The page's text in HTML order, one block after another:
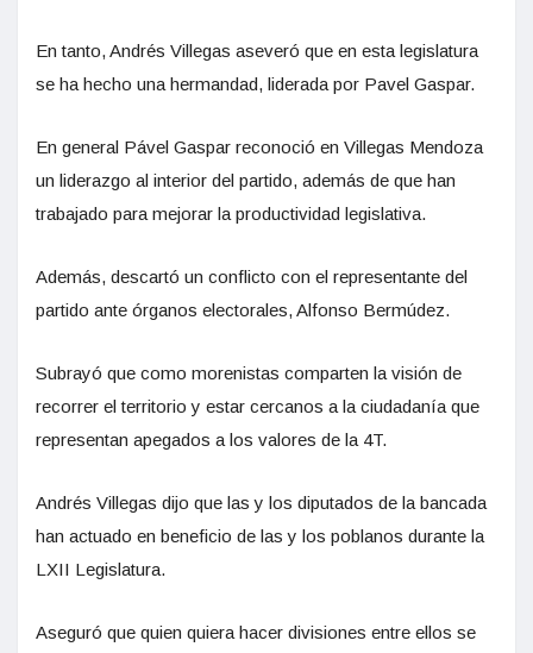
En tanto, Andrés Villegas aseveró que en esta legislatura
se ha hecho una hermandad, liderada por Pavel Gaspar.
En general Pável Gaspar reconoció en Villegas Mendoza
un liderazgo al interior del partido, además de que han
trabajado para mejorar la productividad legislativa.
Además, descartó un conflicto con el representante del
partido ante órganos electorales, Alfonso Bermúdez.
Subrayó que como morenistas comparten la visión de
recorrer el territorio y estar cercanos a la ciudadanía que
representan apegados a los valores de la 4T.
Andrés Villegas dijo que las y los diputados de la bancada
han actuado en beneficio de las y los poblanos durante la
LXII Legislatura.
Aseguró que quien quiera hacer divisiones entre ellos se